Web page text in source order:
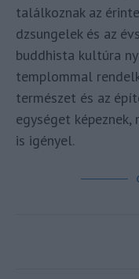
találkoznak az
dzsungelek és az
buddhista kultúra
templommal
természet és az
egységet
is igényel.